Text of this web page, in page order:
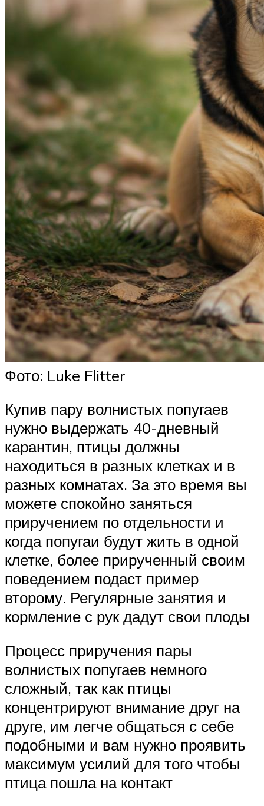
Фото: Luke Flitter
Купив пару волнистых попугаев
нужно выдержать 40-дневный
карантин, птицы должны
находиться в разных клетках и в
разных комнатах. За это время вы
можете спокойно заняться
приручением по отдельности и
когда попугаи будут жить в одной
клетке, более прирученный своим
поведением подаст пример
второму. Регулярные занятия и
кормление с рук дадут свои плоды
Процесс приручения пары
волнистых попугаев немного
сложный, так как птицы
концентрируют внимание друг на
друге, им легче общаться с себе
подобными и вам нужно проявить
максимум усилий для того чтобы
птица пошла на контакт